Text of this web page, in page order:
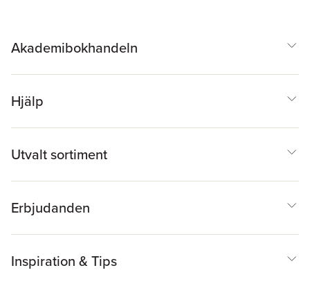
Akademibokhandeln
Hjälp
Utvalt sortiment
Erbjudanden
Inspiration & Tips